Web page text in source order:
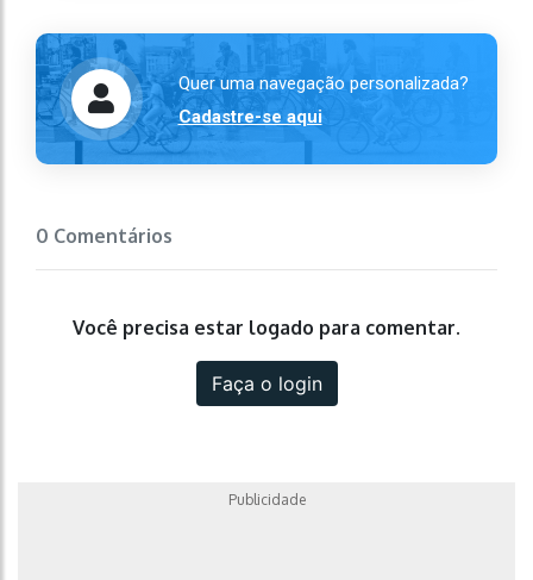
Quer uma navegação personalizada?
Cadastre-se aqui
0 Comentários
Você precisa estar logado para comentar.
Faça o login
Publicidade